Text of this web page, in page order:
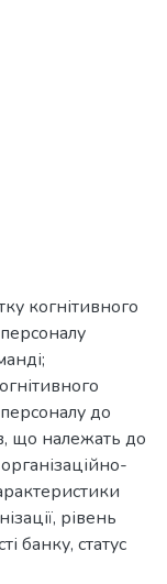
когнітивного
до
що належать до
рівень
банку, статус